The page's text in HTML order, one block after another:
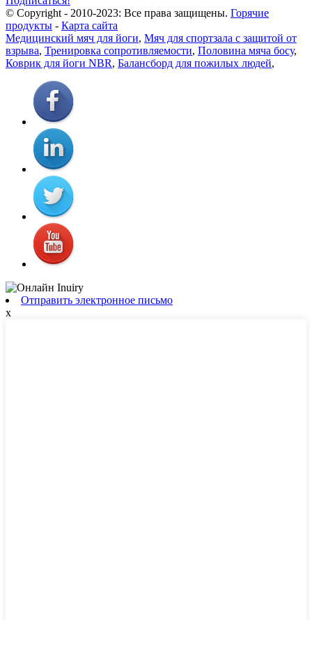
© Copyright - 2010-2023: Все права защищены. Горячие
продукты - Карта сайта
Медицинский мяч для йоги, Мяч для спортзала с защитой от
взрыва, Тренировка сопротивляемости, Половина мяча босу,
Коврик для йоги NBR, Балансборд для пожилых людей,
Отправить электронное письмо
x